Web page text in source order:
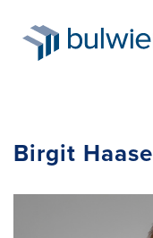
Direkt
Inhalt
Birgit Haase